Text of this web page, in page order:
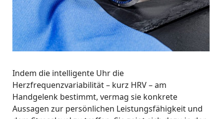
Indem die intelligente Uhr die
Herzfrequenzvariabilität – kurz HRV – am
Handgelenk bestimmt, vermag sie konkrete
Aussagen zur persönlichen Leistungsfähigkeit und